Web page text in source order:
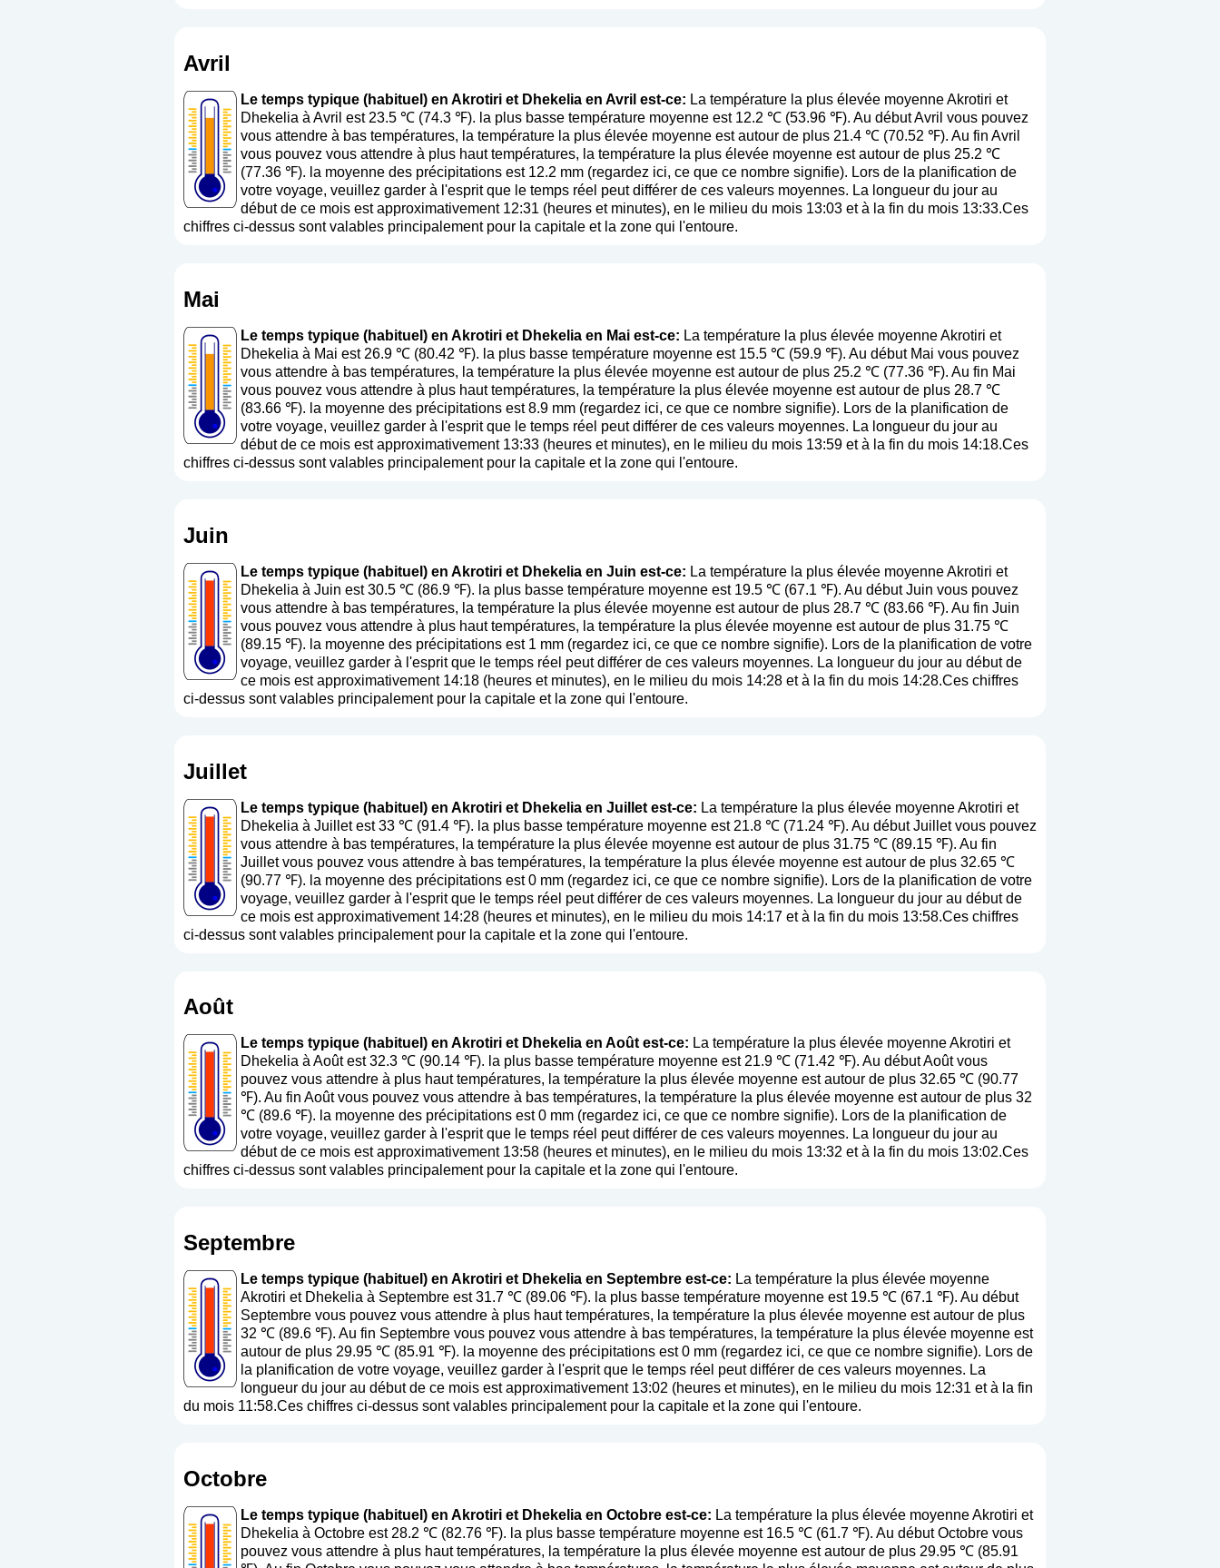
Avril
Le temps typique (habituel) en Akrotiri et Dhekelia en Avril est-ce: La température la plus élevée moyenne Akrotiri et
Dhekelia à Avril est 23.5 ℃ (74.3 ℉). la plus basse température moyenne est 12.2 ℃ (53.96 ℉). Au début Avril vous pouvez
vous attendre à bas températures, la température la plus élevée moyenne est autour de plus 21.4 ℃ (70.52 ℉). Au fin Avril
vous pouvez vous attendre à plus haut températures, la température la plus élevée moyenne est autour de plus 25.2 ℃
(77.36 ℉). la moyenne des précipitations est 12.2 mm (regardez ici, ce que ce nombre signifie). Lors de la planification de
votre voyage, veuillez garder à l'esprit que le temps réel peut différer de ces valeurs moyennes. La longueur du jour au
début de ce mois est approximativement 12:31 (heures et minutes), en le milieu du mois 13:03 et à la fin du mois 13:33.Ces
chiffres ci-dessus sont valables principalement pour la capitale et la zone qui l'entoure.
Mai
Le temps typique (habituel) en Akrotiri et Dhekelia en Mai est-ce: La température la plus élevée moyenne Akrotiri et
Dhekelia à Mai est 26.9 ℃ (80.42 ℉). la plus basse température moyenne est 15.5 ℃ (59.9 ℉). Au début Mai vous pouvez
vous attendre à bas températures, la température la plus élevée moyenne est autour de plus 25.2 ℃ (77.36 ℉). Au fin Mai
vous pouvez vous attendre à plus haut températures, la température la plus élevée moyenne est autour de plus 28.7 ℃
(83.66 ℉). la moyenne des précipitations est 8.9 mm (regardez ici, ce que ce nombre signifie). Lors de la planification de
votre voyage, veuillez garder à l'esprit que le temps réel peut différer de ces valeurs moyennes. La longueur du jour au
début de ce mois est approximativement 13:33 (heures et minutes), en le milieu du mois 13:59 et à la fin du mois 14:18.Ces
chiffres ci-dessus sont valables principalement pour la capitale et la zone qui l'entoure.
Juin
Le temps typique (habituel) en Akrotiri et Dhekelia en Juin est-ce: La température la plus élevée moyenne Akrotiri et
Dhekelia à Juin est 30.5 ℃ (86.9 ℉). la plus basse température moyenne est 19.5 ℃ (67.1 ℉). Au début Juin vous pouvez
vous attendre à bas températures, la température la plus élevée moyenne est autour de plus 28.7 ℃ (83.66 ℉). Au fin Juin
vous pouvez vous attendre à plus haut températures, la température la plus élevée moyenne est autour de plus 31.75 ℃
(89.15 ℉). la moyenne des précipitations est 1 mm (regardez ici, ce que ce nombre signifie). Lors de la planification de votre
voyage, veuillez garder à l'esprit que le temps réel peut différer de ces valeurs moyennes. La longueur du jour au début de
ce mois est approximativement 14:18 (heures et minutes), en le milieu du mois 14:28 et à la fin du mois 14:28.Ces chiffres
ci-dessus sont valables principalement pour la capitale et la zone qui l'entoure.
Juillet
Le temps typique (habituel) en Akrotiri et Dhekelia en Juillet est-ce: La température la plus élevée moyenne Akrotiri et
Dhekelia à Juillet est 33 ℃ (91.4 ℉). la plus basse température moyenne est 21.8 ℃ (71.24 ℉). Au début Juillet vous pouvez
vous attendre à bas températures, la température la plus élevée moyenne est autour de plus 31.75 ℃ (89.15 ℉). Au fin
Juillet vous pouvez vous attendre à bas températures, la température la plus élevée moyenne est autour de plus 32.65 ℃
(90.77 ℉). la moyenne des précipitations est 0 mm (regardez ici, ce que ce nombre signifie). Lors de la planification de votre
voyage, veuillez garder à l'esprit que le temps réel peut différer de ces valeurs moyennes. La longueur du jour au début de
ce mois est approximativement 14:28 (heures et minutes), en le milieu du mois 14:17 et à la fin du mois 13:58.Ces chiffres
ci-dessus sont valables principalement pour la capitale et la zone qui l'entoure.
Août
Le temps typique (habituel) en Akrotiri et Dhekelia en Août est-ce: La température la plus élevée moyenne Akrotiri et
Dhekelia à Août est 32.3 ℃ (90.14 ℉). la plus basse température moyenne est 21.9 ℃ (71.42 ℉). Au début Août vous
pouvez vous attendre à plus haut températures, la température la plus élevée moyenne est autour de plus 32.65 ℃ (90.77
℉). Au fin Août vous pouvez vous attendre à bas températures, la température la plus élevée moyenne est autour de plus 32
℃ (89.6 ℉). la moyenne des précipitations est 0 mm (regardez ici, ce que ce nombre signifie). Lors de la planification de
votre voyage, veuillez garder à l'esprit que le temps réel peut différer de ces valeurs moyennes. La longueur du jour au
début de ce mois est approximativement 13:58 (heures et minutes), en le milieu du mois 13:32 et à la fin du mois 13:02.Ces
chiffres ci-dessus sont valables principalement pour la capitale et la zone qui l'entoure.
Septembre
Le temps typique (habituel) en Akrotiri et Dhekelia en Septembre est-ce: La température la plus élevée moyenne
Akrotiri et Dhekelia à Septembre est 31.7 ℃ (89.06 ℉). la plus basse température moyenne est 19.5 ℃ (67.1 ℉). Au début
Septembre vous pouvez vous attendre à plus haut températures, la température la plus élevée moyenne est autour de plus
32 ℃ (89.6 ℉). Au fin Septembre vous pouvez vous attendre à bas températures, la température la plus élevée moyenne est
autour de plus 29.95 ℃ (85.91 ℉). la moyenne des précipitations est 0 mm (regardez ici, ce que ce nombre signifie). Lors de
la planification de votre voyage, veuillez garder à l'esprit que le temps réel peut différer de ces valeurs moyennes. La
longueur du jour au début de ce mois est approximativement 13:02 (heures et minutes), en le milieu du mois 12:31 et à la fin
du mois 11:58.Ces chiffres ci-dessus sont valables principalement pour la capitale et la zone qui l'entoure.
Octobre
Le temps typique (habituel) en Akrotiri et Dhekelia en Octobre est-ce: La température la plus élevée moyenne Akrotiri et
Dhekelia à Octobre est 28.2 ℃ (82.76 ℉). la plus basse température moyenne est 16.5 ℃ (61.7 ℉). Au début Octobre vous
pouvez vous attendre à plus haut températures, la température la plus élevée moyenne est autour de plus 29.95 ℃ (85.91